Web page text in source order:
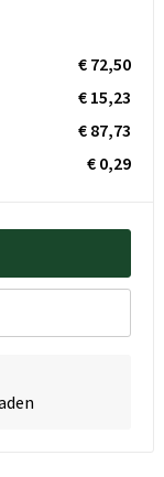
€ 72,50
€ 15,23
€ 87,73
€ 0,29